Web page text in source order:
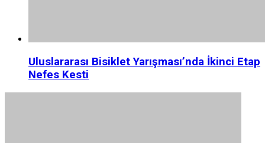
Uluslararası Bisiklet Yarışması’nda İkinci Etap
Nefes Kesti